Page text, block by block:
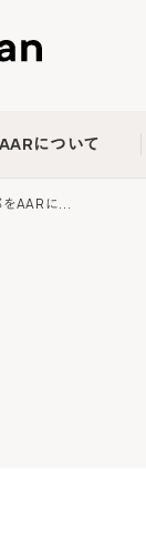
AARについて
をAARに...